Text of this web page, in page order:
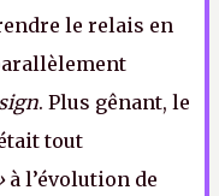
le relais en
. Plus gênant, le
tout
à l’évolution de